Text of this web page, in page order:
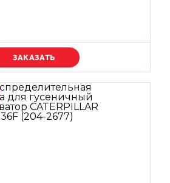
Уточняйте цену